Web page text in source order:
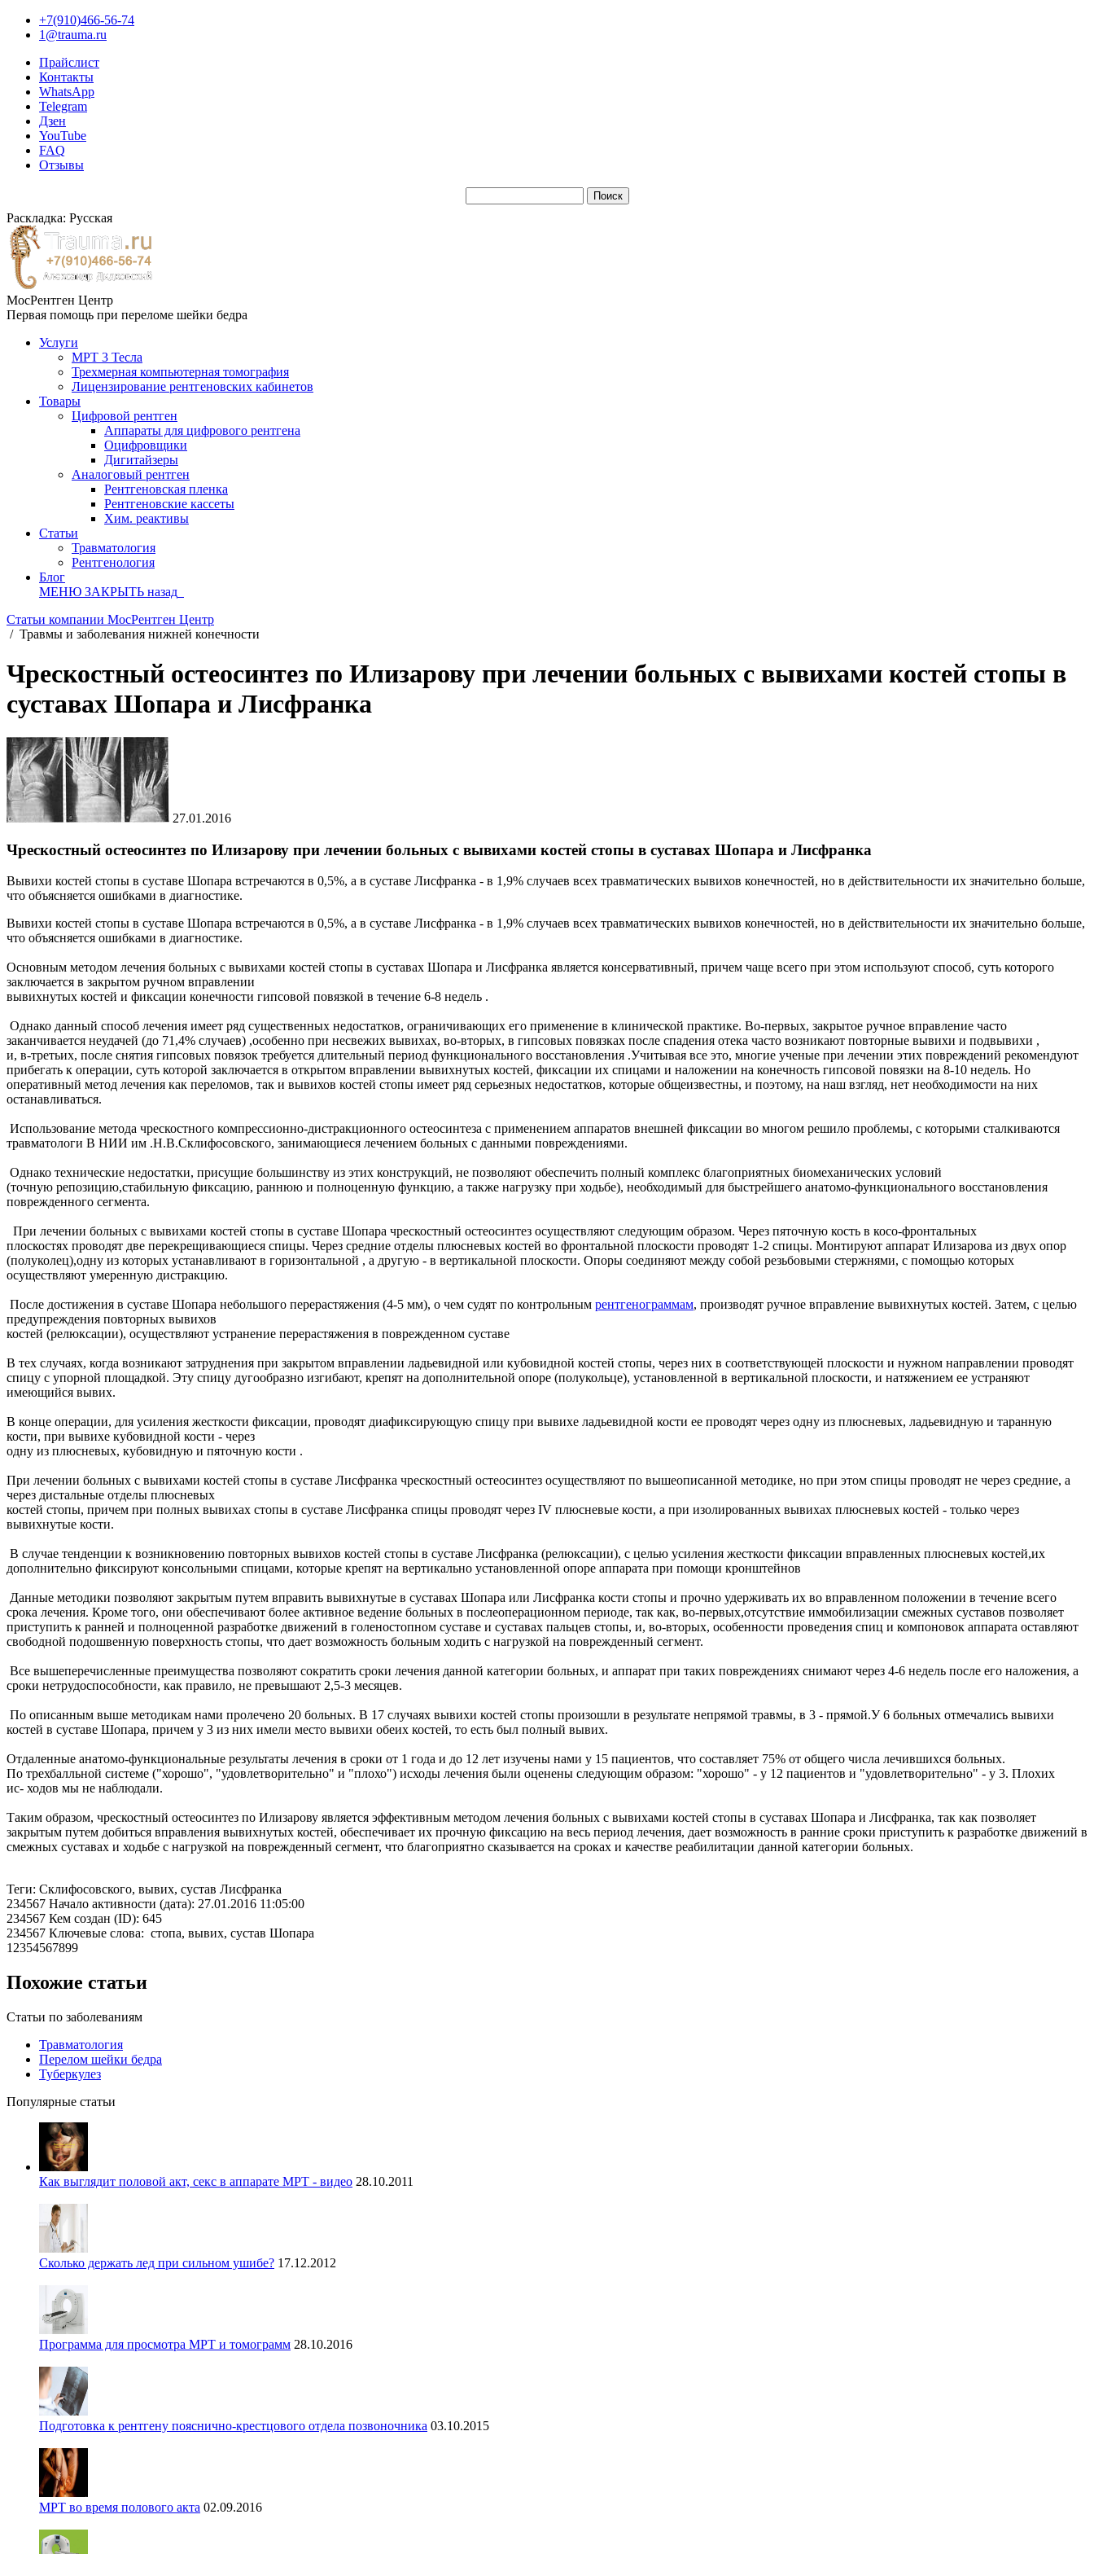
+7(910)466-56-74
1@trauma.ru
Прайслист
Контакты
WhatsApp
Telegram
Дзен
YouTube
FAQ
Отзывы
Раскладка: Русская
МосРентген Центр
Первая помощь при переломе шейки бедра
Услуги
МРТ 3 Тесла
Трехмерная компьютерная томография
Лицензирование рентгеновских кабинетов
Товары
Цифровой рентген
Аппараты для цифрового рентгена
Оцифровщики
Дигитайзеры
Аналоговый рентген
Рентгеновская пленка
Рентгеновские кассеты
Хим. реактивы
Статьи
Травматология
Рентгенология
Блог
МЕНЮ ЗАКРЫТЬ назад
Статьи компании МосРентген Центр
/ Травмы и заболевания нижней конечности
Чрескостный остеосинтез по Илизарову при лечении больных с вывихами костей стопы в
суставах Шопара и Лисфранка
27.01.2016
Чрескостный остеосинтез по Илизарову при лечении больных с вывихами костей стопы в суставах Шопара и Лисфранка
Вывихи костей стопы в суставе Шопара встречаются в 0,5%, а в суставе Лисфранка - в 1,9% случаев всех травматических вывихов конечностей, но в действительности их значительно больше,
что объясняется ошибками в диагностике.
Вывихи костей стопы в суставе Шопара встречаются в 0,5%, а в суставе Лисфранка - в 1,9% случаев всех травматических вывихов конечностей, но в действительности их значительно больше,
что объясняется ошибками в диагностике.
Основным методом лечения больных с вывихами костей стопы в суставах Шопара и Лисфранка является консервативный, причем чаще всего при этом используют способ, суть которого
заключается в закрытом ручном вправлении
вывихнутых костей и фиксации конечности гипсовой повязкой в течение 6-8 недель .
Однако данный способ лечения имеет ряд существенных недостатков, ограничивающих его применение в клинической практике. Во-первых, закрытое ручное вправление часто
заканчивается неудачей (до 71,4% случаев) ,особенно при несвежих вывихах, во-вторых, в гипсовых повязках после спадения отека часто возникают повторные вывихи и подвывихи ,
и, в-третьих, после снятия гипсовых повязок требуется длительный период функционального восстановления .Учитывая все это, многие ученые при лечении этих повреждений рекомендуют
прибегать к операции, суть которой заключается в открытом вправлении вывихнутых костей, фиксации их спицами и наложении на конечность гипсовой повязки на 8-10 недель. Но
оперативный метод лечения как переломов, так и вывихов костей стопы имеет ряд серьезных недостатков, которые общеизвестны, и поэтому, на наш взгляд, нет необходимости на них
останавливаться.
Использование метода чрескостного компрессионно-дистракционного остеосинтеза с применением аппаратов внешней фиксации во многом решило проблемы, с которыми сталкиваются
травматологи В НИИ им .Н.В.Склифосовского, занимающиеся лечением больных с данными повреждениями.
Однако технические недостатки, присущие большинству из этих конструкций, не позволяют обеспечить полный комплекс благоприятных биомеханических условий
(точную репозицию,стабильную фиксацию, раннюю и полноценную функцию, а также нагрузку при ходьбе), необходимый для быстрейшего анатомо-функционального восстановления
поврежденного сегмента.
При лечении больных с вывихами костей стопы в суставе Шопара чрескостный остеосинтез осуществляют следующим образом. Через пяточную кость в косо-фронтальных
плоскостях проводят две перекрещивающиеся спицы. Через средние отделы плюсневых костей во фронтальной плоскости проводят 1-2 спицы. Монтируют аппарат Илизарова из двух опор
(полуколец),одну из которых устанавливают в горизонтальной , а другую - в вертикальной плоскости. Опоры соединяют между собой резьбовыми стержнями, с помощью которых
осуществляют умеренную дистракцию.
После достижения в суставе Шопара небольшого перерастяжения (4-5 мм), о чем судят по контрольным рентгенограммам, производят ручное вправление вывихнутых костей. Затем, с целью
предупреждения повторных вывихов
костей (релюксации), осуществляют устранение перерастяжения в поврежденном суставе
В тех случаях, когда возникают затруднения при закрытом вправлении ладьевидной или кубовидной костей стопы, через них в соответствующей плоскости и нужном направлении проводят
спицу с упорной площадкой. Эту спицу дугообразно изгибают, крепят на дополнительной опоре (полукольце), установленной в вертикальной плоскости, и натяжением ее устраняют
имеющийся вывих.
В конце операции, для усиления жесткости фиксации, проводят диафиксирующую спицу при вывихе ладьевидной кости ее проводят через одну из плюсневых, ладьевидную и таранную
кости, при вывихе кубовидной кости - через
одну из плюсневых, кубовидную и пяточную кости .
При лечении больных с вывихами костей стопы в суставе Лисфранка чрескостный остеосинтез осуществляют по вышеописанной методике, но при этом спицы проводят не через средние, а
через дистальные отделы плюсневых
костей стопы, причем при полных вывихах стопы в суставе Лисфранка спицы проводят через IV плюсневые кости, а при изолированных вывихах плюсневых костей - только через
вывихнутые кости.
В случае тенденции к возникновению повторных вывихов костей стопы в суставе Лисфранка (релюксации), с целью усиления жесткости фиксации вправленных плюсневых костей,их
дополнительно фиксируют консольными спицами, которые крепят на вертикально установленной опоре аппарата при помощи кронштейнов
Данные методики позволяют закрытым путем вправить вывихнутые в суставах Шопара или Лисфранка кости стопы и прочно удерживать их во вправленном положении в течение всего
срока лечения. Кроме того, они обеспечивают более активное ведение больных в послеоперационном периоде, так как, во-первых,отсутствие иммобилизации смежных суставов позволяет
приступить к ранней и полноценной разработке движений в голеностопном суставе и суставах пальцев стопы, и, во-вторых, особенности проведения спиц и компоновок аппарата оставляют
свободной подошвенную поверхность стопы, что дает возможность больным ходить с нагрузкой на поврежденный сегмент.
Все вышеперечисленные преимущества позволяют сократить сроки лечения данной категории больных, и аппарат при таких повреждениях снимают через 4-6 недель после его наложения, а
сроки нетрудоспособности, как правило, не превышают 2,5-3 месяцев.
По описанным выше методикам нами пролечено 20 больных. В 17 случаях вывихи костей стопы произошли в результате непрямой травмы, в 3 - прямой.У 6 больных отмечались вывихи
костей в суставе Шопара, причем у 3 из них имели место вывихи обеих костей, то есть был полный вывих.
Отдаленные анатомо-функциональные результаты лечения в сроки от 1 года и до 12 лет изучены нами у 15 пациентов, что составляет 75% от общего числа лечившихся больных.
По трехбалльной системе ("хорошо", "удовлетворительно" и "плохо") исходы лечения были оценены следующим образом: "хорошо" - у 12 пациентов и "удовлетворительно" - у 3. Плохих
ис- ходов мы не наблюдали.
Таким образом, чрескостный остеосинтез по Илизарову является эффективным методом лечения больных с вывихами костей стопы в суставах Шопара и Лисфранка, так как позволяет
закрытым путем добиться вправления вывихнутых костей, обеспечивает их прочную фиксацию на весь период лечения, дает возможность в ранние сроки приступить к разработке движений в
смежных суставах и ходьбе с нагрузкой на поврежденный сегмент, что благоприятно сказывается на сроках и качестве реабилитации данной категории больных.
Теги: Склифосовского, вывих, сустав Лисфранка
234567 Начало активности (дата): 27.01.2016 11:05:00
234567 Кем создан (ID): 645
234567 Ключевые слова: стопа, вывих, сустав Шопара
12354567899
Похожие статьи
Статьи по заболеваниям
Травматология
Перелом шейки бедра
Туберкулез
Популярные статьи
Как выглядит половой акт, секс в аппарате МРТ - видео 28.10.2011
Сколько держать лед при сильном ушибе? 17.12.2012
Программа для просмотра МРТ и томограмм 28.10.2016
Подготовка к рентгену пояснично-крестцового отдела позвоночника 03.10.2015
МРТ во время полового акта 02.09.2016